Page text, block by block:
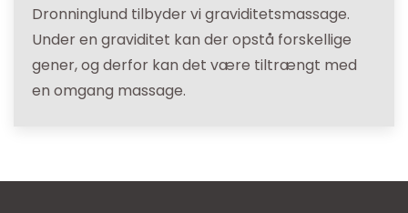
Dronninglund tilbyder vi graviditetsmassage.
Under en graviditet kan der opstå forskellige
gener, og derfor kan det være tiltrængt med
en omgang massage.